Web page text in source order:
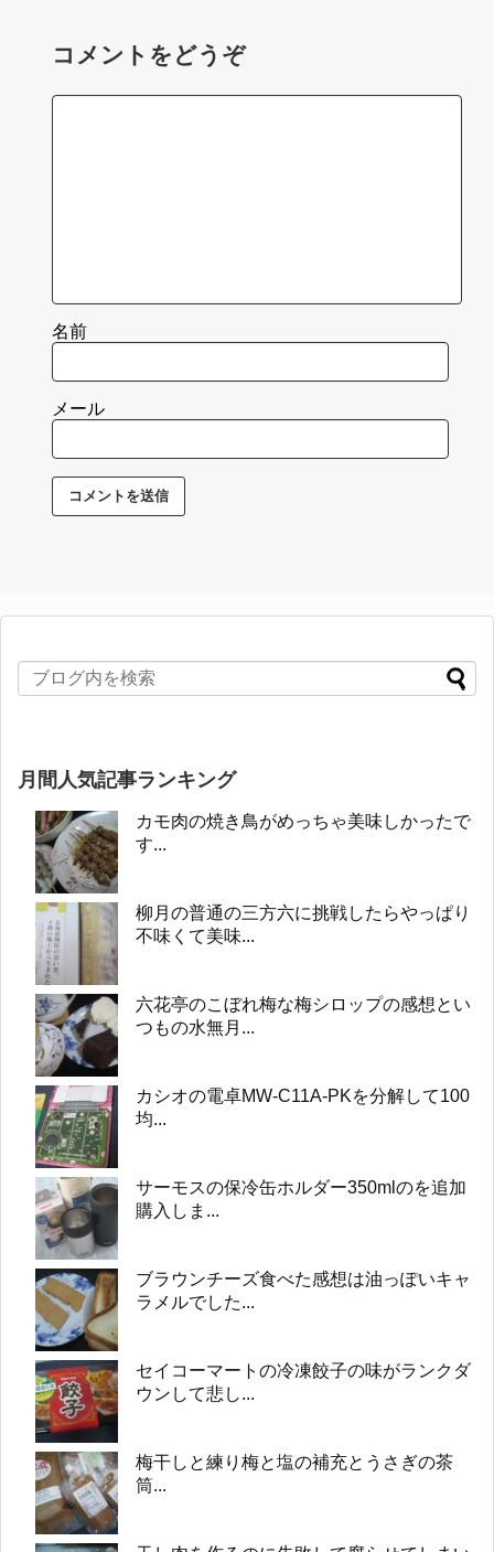
コメントをどうぞ
名前
メール
月間人気記事ランキング
カモ肉の焼き鳥がめっちゃ美味しかったで
す...
柳月の普通の三方六に挑戦したらやっぱり
不味くて美味...
六花亭のこぼれ梅な梅シロップの感想とい
つもの水無月...
カシオの電卓MW-C11A-PKを分解して100
均...
サーモスの保冷缶ホルダー350mlのを追加
購入しま...
ブラウンチーズ食べた感想は油っぽいキャ
ラメルでした...
セイコーマートの冷凍餃子の味がランクダ
ウンして悲し...
梅干しと練り梅と塩の補充とうさぎの茶
筒...